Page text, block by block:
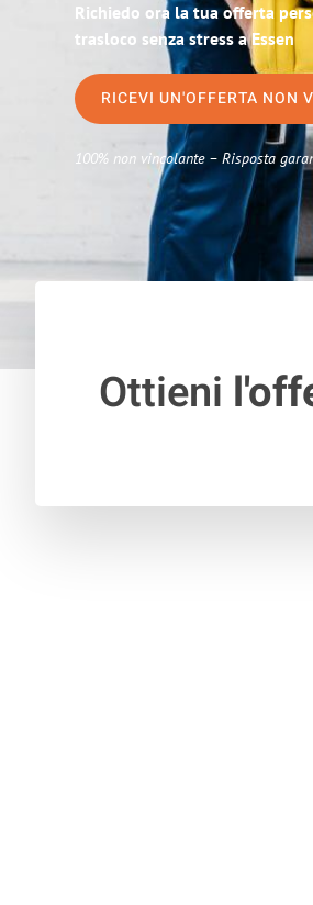
Richiedo ora la tua offerta
trasloco senza stress a Essen
RICEVI UN'OFFERTA NON
100% non vincolante – Risposta
Ottieni